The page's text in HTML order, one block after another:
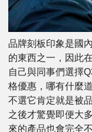
品牌刻板印象是國
的東西之一，因此
自己與同事們選擇
格優惠，哪有什麼
不選它肯定就是被
之後才驚覺即便大
來的產品也會完全